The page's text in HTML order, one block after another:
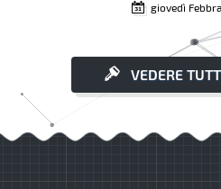
giovedì
VEDERE